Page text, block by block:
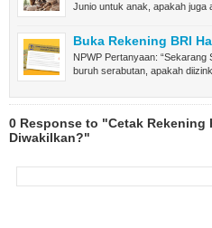
Junio untuk anak, apakah juga
Buka Rekening BRI
NPWP Pertanyaan:
buruh serabutan, apakah
0 Response to "Cetak Rekening
Diwakilkan?"